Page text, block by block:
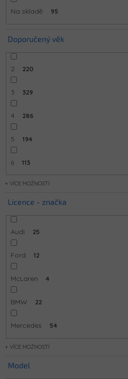
Na skladě 95
Doporučený věk
2 220
3 329
4 286
5 194
6 113
MOŽNOSTÍ
Licence - značka
Audi 25
Ford 12
McLaren 4
BMW 22
Mercedes 54
MOŽNOSTÍ
Model